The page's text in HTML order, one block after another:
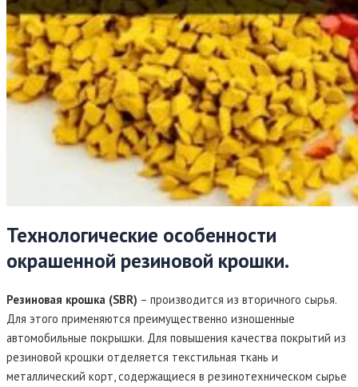
Технологические особенности
окрашенной резиновой крошки.
Резиновая крошка (SBR) – производится из вторичного сырья.
Для этого применяются преимущественно изношенные
автомобильные покрышки. Для повышения качества покрытий из
резиновой крошки отделяется текстильная ткань и
металлический корт, содержащиеся в резинотехническом сырье